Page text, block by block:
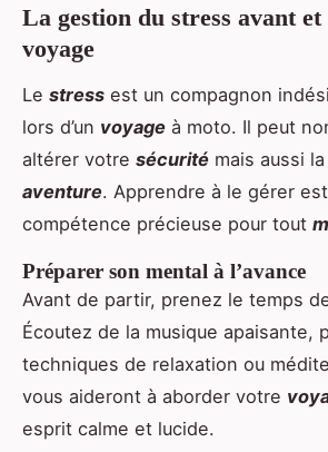
La gestion du stress avant
voyage
Le stress est un compagnon
lors d’un voyage à moto. Il peut
altérer votre sécurité mais aussi
aventure. Apprendre à le gérer
compétence précieuse pour tout
Préparer son mental à l’avance
Avant de partir, prenez le temps
Écoutez de la musique apaisante,
techniques de relaxation ou
vous aideront à aborder votre
esprit calme et lucide.